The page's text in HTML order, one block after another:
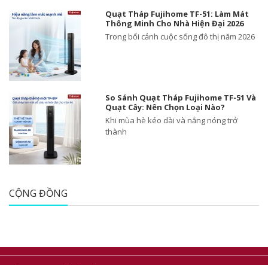
Quạt Tháp Fujihome TF-51: Làm Mát
Thông Minh Cho Nhà Hiện Đại 2026
Trong bối cảnh cuộc sống đô thị năm 2026
So Sánh Quạt Tháp Fujihome TF-51 Và
Quạt Cây: Nên Chọn Loại Nào?
Khi mùa hè kéo dài và nắng nóng trở
thành
CỘNG ĐỒNG